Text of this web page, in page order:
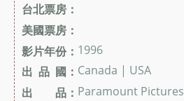
台北票房：
美國票房：
影片年份： 1996
出 品 國： Canada | USA
出 品： Paramount Pictures